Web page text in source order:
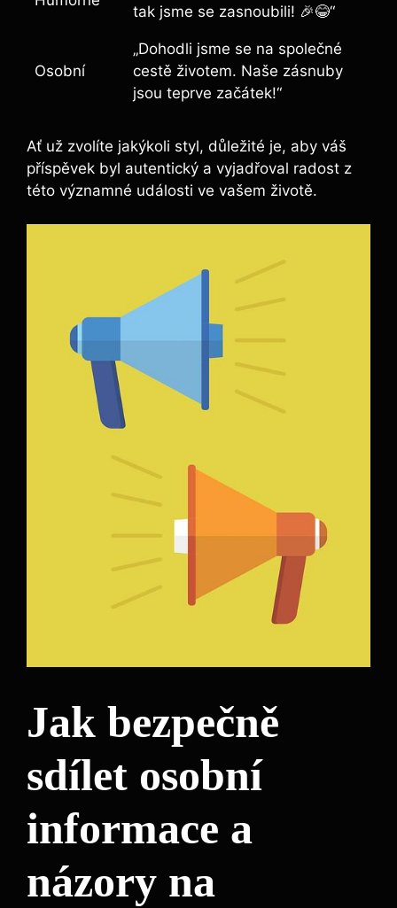
tak jsme se zasnoubili! 🎉😂“
Osobní
„Dohodli jsme se na společné
cestě životem. Naše zásnuby
jsou teprve začátek!“
Ať už zvolíte jakýkoli styl, důležité je, aby váš
příspěvek byl autentický a vyjadřoval radost z
této významné události ve vašem životě.
Jak bezpečně
sdílet osobní
informace a
názory na